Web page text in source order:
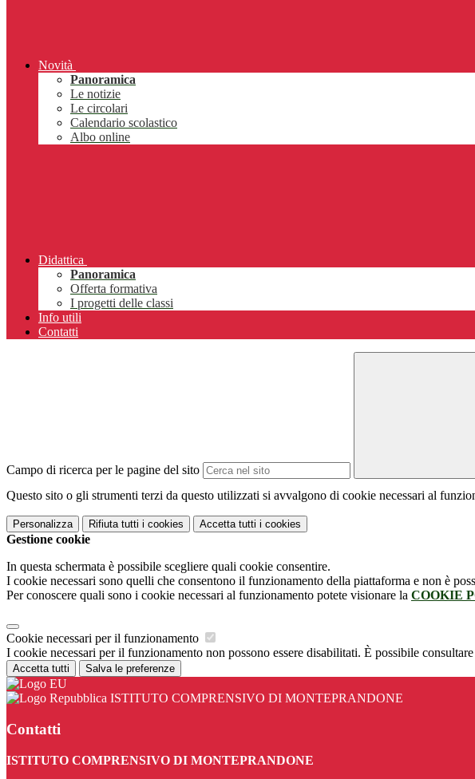
Novità
Panoramica
Le notizie
Le circolari
Calendario scolastico
Albo online
Didattica
Panoramica
Offerta formativa
I progetti delle classi
Info utili
Contatti
Campo di ricerca per le pagine del sito
Questo sito o gli strumenti terzi da questo utilizzati si avvalgono di cookie necessari al
Personalizza Rifiuta tutti i cookies Accetta tutti i cookies
Gestione cookie
In questa schermata è possibile scegliere quali cookie consentire.
I cookie necessari sono quelli che consentono il funzionamento della piattaforma e non è
Per conoscere quali sono i cookie necessari al funzionamento potete visionare la COOKIE
Cookie necessari per il funzionamento
I cookie necessari per il funzionamento non possono essere disabilitati. È possibile
Accetta tutti Salva le preferenze
ISTITUTO COMPRENSIVO DI MONTEPRANDONE
Contatti
ISTITUTO COMPRENSIVO DI MONTEPRANDONE